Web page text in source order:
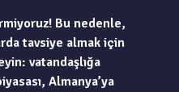
Bu nedenle,
tavsiye almak için
vatandaşlığa
Almanya’ya